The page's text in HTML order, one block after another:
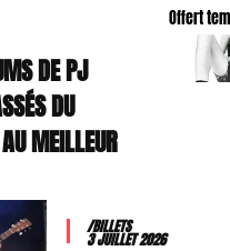
Offert
DE PJ
DU
MEILLEUR
/BILLETS
3 JUILLET 2026